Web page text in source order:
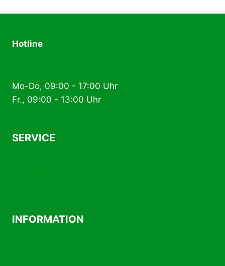
Hotline
Mo-Do, 09:00 - 17:00 Uhr
Fr., 09:00 - 13:00 Uhr
SERVICE
INFORMATION